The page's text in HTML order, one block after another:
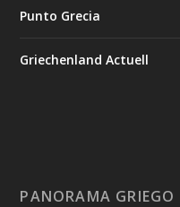
Punto Grecia
Griechenland Actuell
PANORAMA GRIEGO